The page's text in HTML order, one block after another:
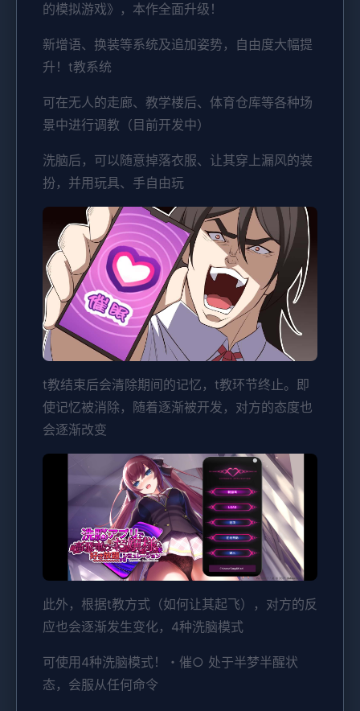
的模拟游戏》，本作全面升级！
新增语、换装等系统及追加姿势，自由度大幅提
升！t教系统
可在无人的走廊、教学楼后、体育仓库等各种场
景中进行调教（目前开发中）
洗脑后，可以随意掉落衣服、让其穿上漏风的装
扮，并用玩具、手自由玩
t教结束后会清除期间的记忆，t教环节终止。即
使记忆被消除，随着逐渐被开发，对方的态度也
会逐渐改变
此外，根据t教方式（如何让其起飞），对方的反
应也会逐渐发生变化，4种洗脑模式
可使用4种洗脑模式！・催○ 处于半梦半醒状
态，会服从任何命令